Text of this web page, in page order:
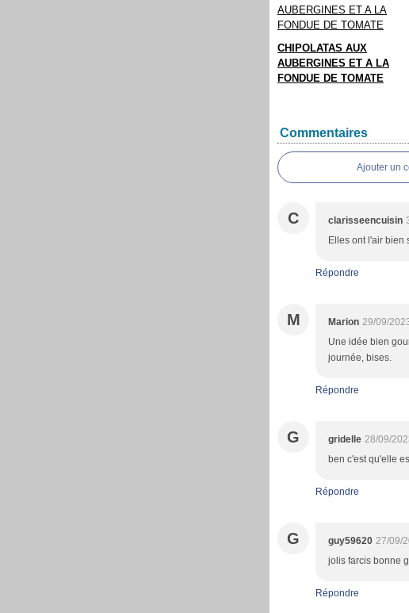
CHIPOLATAS AUX
AUBERGINES ET A LA
FONDUE DE TOMATE
Commentaires
Ajouter un
C clarisseencuisin
Elles ont l'air bien
Répondre
M Marion 29/09/
Une idée bien
journée, bises.
Répondre
G gridelle 28/09/
ben c'est qu'elle
Répondre
G guy59620 27/09/
jolis farcis bonne
Répondre